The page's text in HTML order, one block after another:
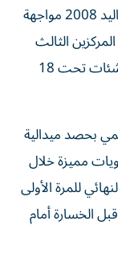
يخوض منتخب مصر للناشئات لكرة اليد مواليد 2008 مواجهة
الثالث
والرابع والميدالية البرونزية ببطولة العالم للناشئات تحت 18
بحصد ميدالية
مميزة خلال
للمرة الأولى
الخسارة أمام